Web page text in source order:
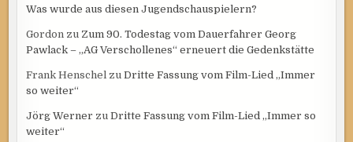
Was wurde aus diesen Jugendschauspielern?
Gordon zu Zum 90. Todestag vom Dauerfahrer Georg
Pawlack – „AG Verschollenes“ erneuert die Gedenkstätte
Frank Henschel zuDritte Fassung vom Film-Lied „Immer
so weiter“
Jörg Werner zuDritte Fassung vom Film-Lied „Immer so
weiter“